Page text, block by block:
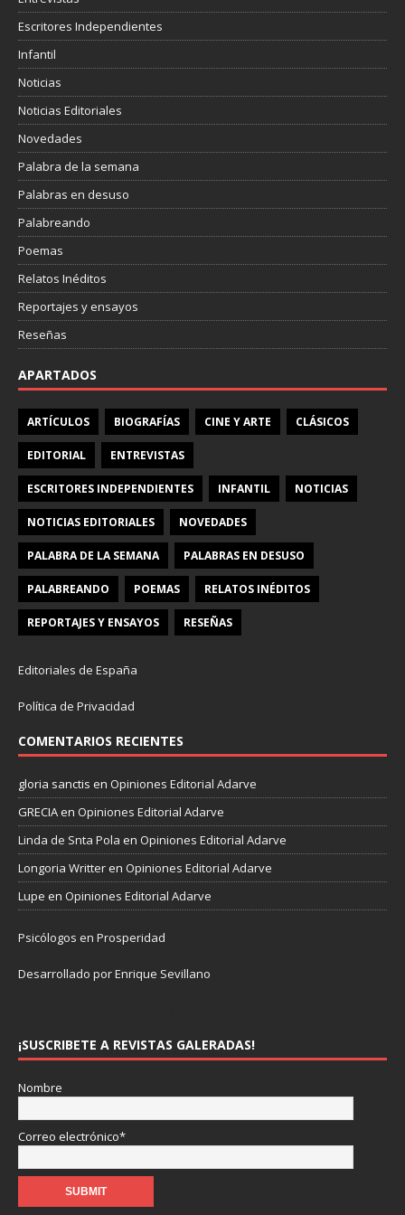
Escritores Independientes
Infantil
Noticias
Noticias Editoriales
Novedades
Palabra de la semana
Palabras en desuso
Palabreando
Poemas
Relatos Inéditos
Reportajes y ensayos
Reseñas
APARTADOS
ARTÍCULOS BIOGRAFÍAS CINE Y ARTE CLÁSICOS
EDITORIAL ENTREVISTAS
ESCRITORES INDEPENDIENTES INFANTIL NOTICIAS
NOTICIAS EDITORIALES NOVEDADES
PALABRA DE LA SEMANA PALABRAS EN DESUSO
PALABREANDO POEMAS RELATOS INÉDITOS
REPORTAJES Y ENSAYOS RESEÑAS
Editoriales de España
Política de Privacidad
COMENTARIOS RECIENTES
gloria sanctis en Opiniones Editorial Adarve
GRECIAen Opiniones Editorial Adarve
Linda de Snta Pola en Opiniones Editorial Adarve
Longoria Writteren Opiniones Editorial Adarve
Lupe en Opiniones Editorial Adarve
Psicólogos en Prosperidad
Desarrollado por Enrique Sevillano
¡SUSCRIBETE A REVISTAS GALERADAS!
Nombre
Correo electrónico*